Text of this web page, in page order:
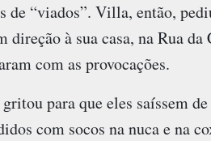
“viados”. Villa, então,
direção à sua casa, na Rua
com as provocações.
para que eles saíssem
com socos na nuca e na